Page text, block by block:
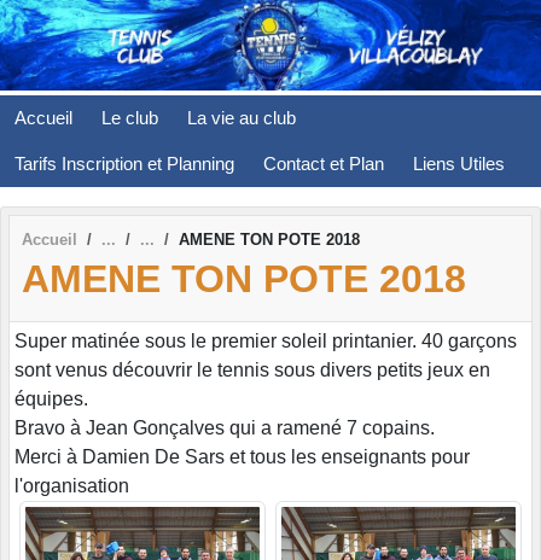
Accueil Le club La vie au club
Tarifs Inscription et Planning Contact et Plan Liens Utiles
Accueil AMENE TON POTE 2018
AMENE TON POTE 2018
Super matinée sous le premier soleil printanier. 40 garçons
sont venus découvrir le tennis sous divers petits jeux en
équipes.
Bravo à Jean Gonçalves qui a ramené 7 copains.
Merci à Damien De Sars et tous les enseignants pour
l'organisation
Panneau de gestion des cookies